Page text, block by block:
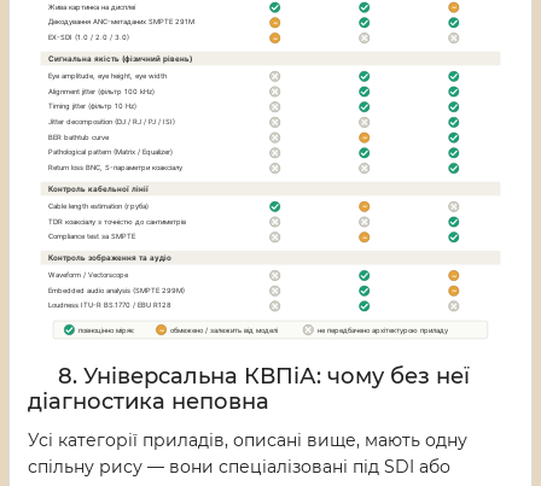
8. Універсальна КВПіА: чому без неї
діагностика неповна
Усі категорії приладів, описані вище, мають одну
спільну рису — вони спеціалізовані під SDI або